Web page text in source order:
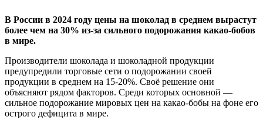
В России в 2024 году цены на шоколад в среднем вырастут
более чем на 30% из-за сильного подорожания какао-бобов
в мире.
Производители шоколада и шоколадной продукции
предупредили торговые сети о подорожании своей
продукции в среднем на 15-20%. Своё решение они
объясняют рядом факторов. Среди которых основной —
сильное подорожание мировых цен на какао-бобы на фоне его
острого дефицита в мире.